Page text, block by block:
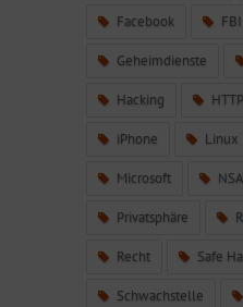
Facebook FBI
Geheimdienste
Hacking
iPhone Linux
Microsoft NSA
Privatsphäre
Recht Safe
Schwachstelle